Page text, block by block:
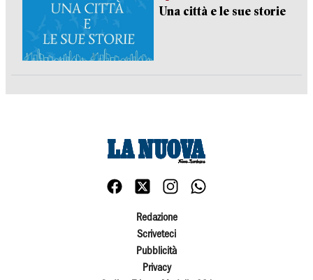
Una città e le sue storie
Redazione
Scriveteci
Pubblicità
Privacy